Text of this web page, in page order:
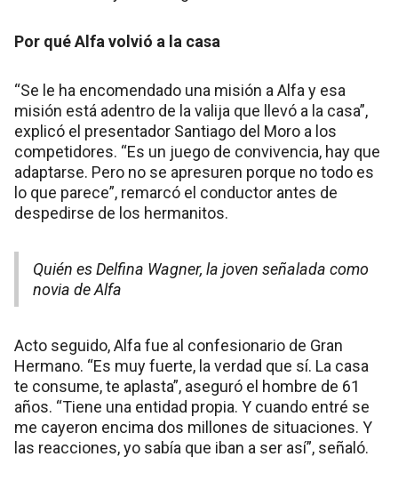
Por qué Alfa volvió a la casa
“Se le ha encomendado una misión a Alfa y esa
misión está adentro de la valija que llevó a la casa”,
explicó el presentador Santiago del Moro a los
competidores. “Es un juego de convivencia, hay que
adaptarse. Pero no se apresuren porque no todo es
lo que parece”, remarcó el conductor antes de
despedirse de los hermanitos.
Quién es Delfina Wagner, la joven señalada como
novia de Alfa
Acto seguido, Alfa fue al confesionario de Gran
Hermano. “Es muy fuerte, la verdad que sí. La casa
te consume, te aplasta”, aseguró el hombre de 61
años. “Tiene una entidad propia. Y cuando entré se
me cayeron encima dos millones de situaciones. Y
las reacciones, yo sabía que iban a ser así”, señaló.